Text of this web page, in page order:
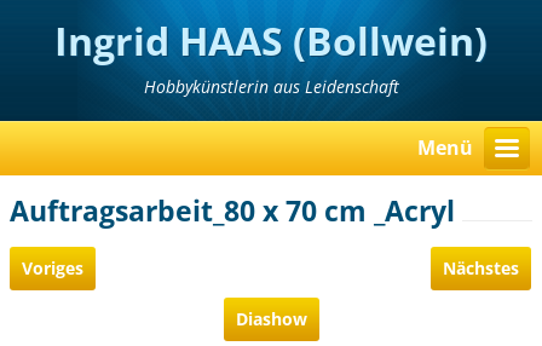
Ingrid HAAS (Bollwein)
Hobbykünstlerin aus Leidenschaft
Menü
Auftragsarbeit_80 x 70 cm _Acryl
Voriges Nächstes
Diashow